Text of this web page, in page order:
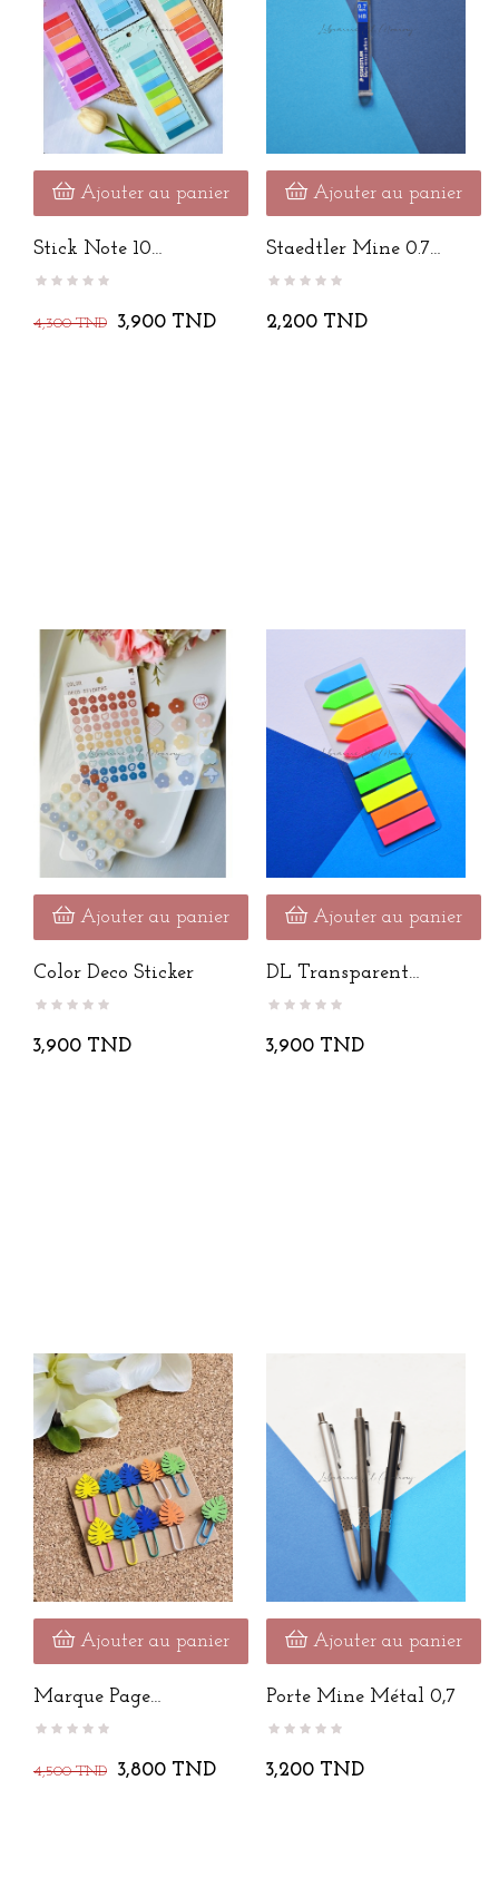
Ajouter au panier
Stick Note 10
COLORS
4,300 TND 3,900 TND
Ajouter au panier
Staedtler Mine 0.7
Mm HB
2,200 TND
Ajouter au panier
Color Deco Sticker
3,900 TND
Ajouter au panier
DL Transparent
Sticky Notes...
3,900 TND
Ajouter au panier
Marque Page
Trombone
4,500 TND 3,800 TND
Ajouter au panier
Porte Mine Métal 0,7
3,200 TND